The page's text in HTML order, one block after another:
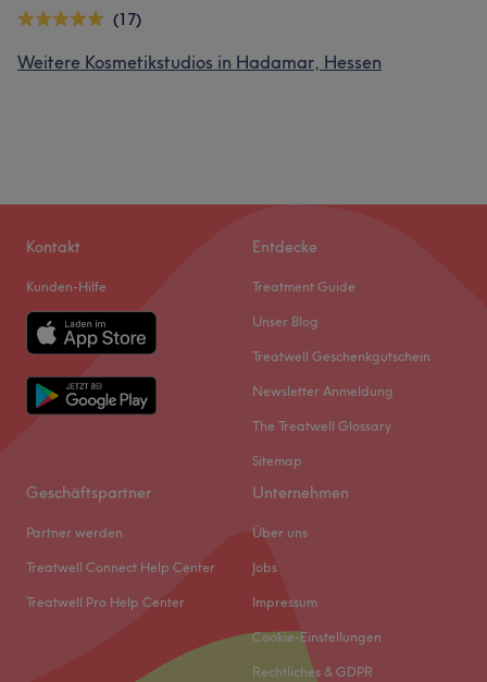
(17)
Weitere Kosmetikstudios in Hadamar, Hessen
Kontakt
Kunden-Hilfe
Entdecke
Treatment Guide
Unser Blog
Treatwell Geschenkgutschein
Newsletter Anmeldung
The Treatwell Glossary
Sitemap
Geschäftspartner
Partner werden
Treatwell Connect Help Center
Treatwell Pro Help Center
Unternehmen
Über uns
Jobs
Impressum
Cookie-Einstellungen
Rechtliches & GDPR